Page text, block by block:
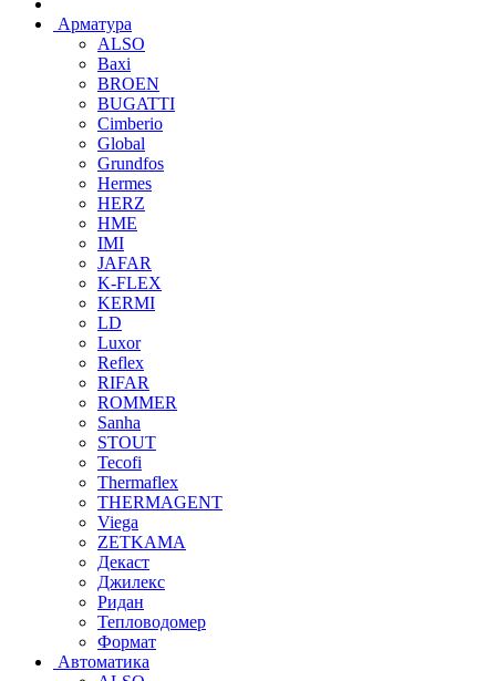
Арматура
ALSO
Baxi
BROEN
BUGATTI
Cimberio
Global
Grundfos
Hermes
HERZ
HME
IMI
JAFAR
K-FLEX
KERMI
LD
Luxor
Reflex
RIFAR
ROMMER
Sanha
STOUT
Tecofi
Thermaflex
THERMAGENT
Viega
ZETKAMA
Декаст
Джилекс
Ридан
Тепловодомер
Формат
Автоматика